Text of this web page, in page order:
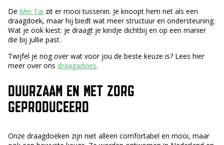
De Mei Tai zit er mooi tussenin. Je knoopt hem net als een
draagdoek, maar hij biedt wat meer structuur en ondersteuning.
Wat je ook kiest: je draagt je kindje dichtbij en op een manier
die bij jullie past.
Twijfel je nog over wat voor jou de beste keuze is? Lees hier
meer over ons draagadvies.
DUURZAAM EN MET ZORG
GEPRODUCEERD
Onze draagdoeken zijn niet alleen comfortabel en mooi, maar